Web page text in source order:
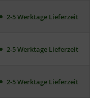
2-5 Werktage Lieferzeit
2-5 Werktage Lieferzeit
2-5 Werktage Lieferzeit